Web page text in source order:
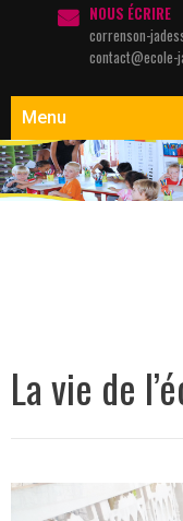
NOUS ÉCRIRE
correnson-
contact@ecole-
Menu
La vie de